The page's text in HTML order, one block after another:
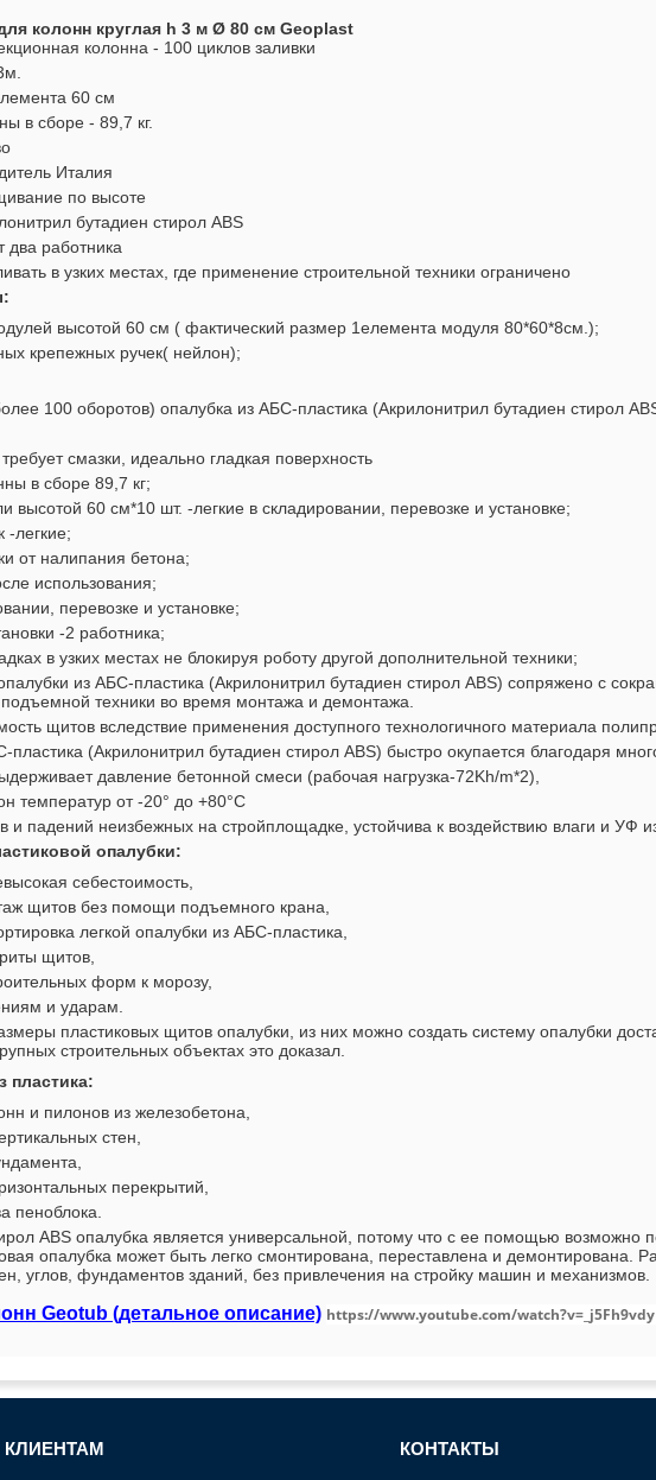
колонн круглая h 3 м Ø 80 см Geoplast
колонна - 100 циклов заливки
60 см
в сборе - 89,7 кг.
Италия
по высоте
бутадиен стирол ABS
два работника
в узких местах, где применение строительной техники ограничено
высотой 60 см ( фактический размер 1елемента модуля 80*60*8см.);
крепежных ручек( нейлон);
100 оборотов) опалубка из АБС-пластика (Акрилонитрил бутадиен стирол
смазки, идеально гладкая поверхность
в сборе 89,7 кг;
высотой 60 см*10 шт. -легкие в складировании, перевозке и установке;
-легкие;
от налипания бетона;
использования;
перевозке и установке;
-2 работника;
в узких местах не блокируя роботу другой дополнительной техники;
из АБС-пластика (Акрилонитрил бутадиен стирол ABS) сопряжено с
подъемной техники во время монтажа и демонтажа.
щитов вследствие применения доступного технологичного материала
(Акрилонитрил бутадиен стирол ABS) быстро окупается благодаря
давление бетонной смеси (рабочая нагрузка-72Kh/m*2),
температур от -20° до +80°С
и падений неизбежных на стройплощадке, устойчива к воздействию влаги и УФ
опалубки:
себестоимость,
щитов без помощи подъемного крана,
легкой опалубки из АБС-пластика,
щитов,
форм к морозу,
и ударам.
пластиковых щитов опалубки, из них можно создать систему опалубки
строительных объектах это доказал.
пластика:
и пилонов из железобетона,
стен,
перекрытий,
пеноблока.
ABS опалубка является универсальной, потому что с ее помощью возможно
опалубка может быть легко смонтирована, переставлена и демонтирована.
углов, фундаментов зданий, без привлечения на стройку машин и
Geotub (детальное описание) https://www.youtube.com/
КЛИЕНТАМ КОНТАКТЫ